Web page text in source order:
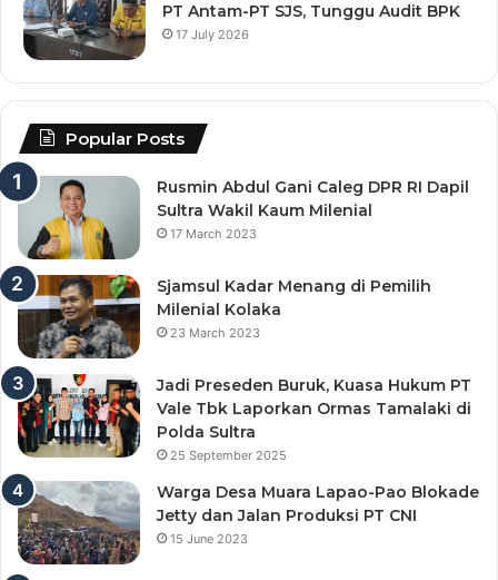
PT Antam-PT SJS, Tunggu Audit BPK
17 July 2026
Popular Posts
Rusmin Abdul Gani Caleg DPR RI Dapil
Sultra Wakil Kaum Milenial
17 March 2023
Sjamsul Kadar Menang di Pemilih
Milenial Kolaka
23 March 2023
Jadi Preseden Buruk, Kuasa Hukum PT
Vale Tbk Laporkan Ormas Tamalaki di
Polda Sultra
25 September 2025
Warga Desa Muara Lapao-Pao Blokade
Jetty dan Jalan Produksi PT CNI
15 June 2023